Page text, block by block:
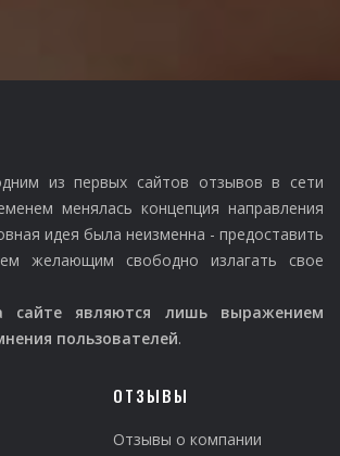
из первых сайтов отзывов в сети
менялась концепция направления
идея была неизменна - предоставить
желающим свободно излагать свое
сайте являются лишь выражением
пользователей.
ОТЗЫВЫ
Отзывы о компании